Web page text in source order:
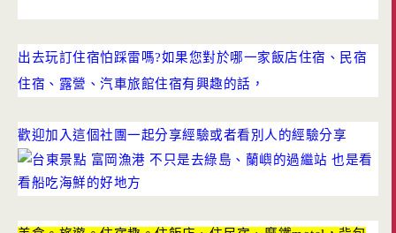
出去玩訂住宿怕踩雷嗎?如果您對於哪一家飯店住宿、民宿
住宿、露營、汽車旅館住宿有興趣的話，
歡迎加入這個社團一起分享經驗或者看別人的經驗分享